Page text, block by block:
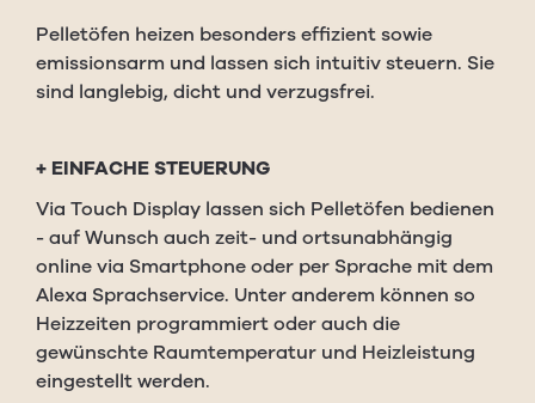
Pelletöfen heizen besonders effizient sowie
emissionsarm und lassen sich intuitiv steuern. Sie
sind langlebig, dicht und verzugsfrei.
+ EINFACHE STEUERUNG
Via Touch Display lassen sich Pelletöfen bedienen
- auf Wunsch auch zeit- und ortsunabhängig
online via Smartphone oder per Sprache mit dem
Alexa Sprachservice. Unter anderem können so
Heizzeiten programmiert oder auch die
gewünschte Raumtemperatur und Heizleistung
eingestellt werden.